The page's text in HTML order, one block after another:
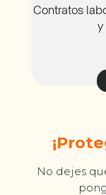
Contratos
y
No dejes